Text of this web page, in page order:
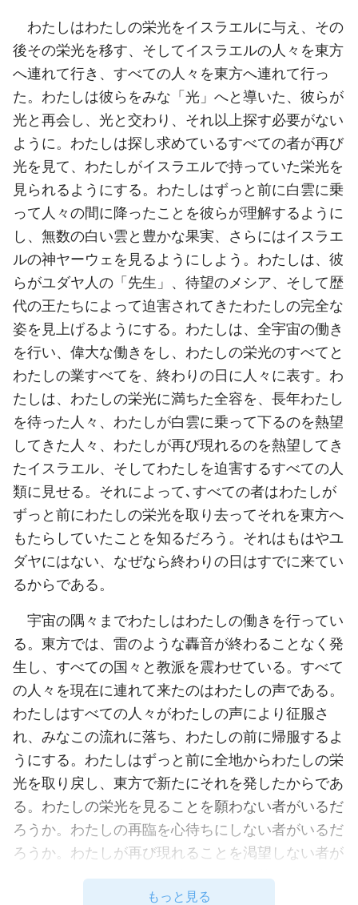
わたしはわたしの栄光をイスラエルに与え、その
後その栄光を移す、そしてイスラエルの人々を東方
へ連れて行き、すべての人々を東方へ連れて行っ
た。わたしは彼らをみな「光」へと導いた、彼らが
光と再会し、光と交わり、それ以上探す必要がない
ように。わたしは探し求めているすべての者が再び
光を見て、わたしがイスラエルで持っていた栄光を
見られるようにする。わたしはずっと前に白雲に乗
って人々の間に降ったことを彼らが理解するように
し、無数の白い雲と豊かな果実、さらにはイスラエ
ルの神ヤーウェを見るようにしよう。わたしは、彼
らがユダヤ人の「先生」、待望のメシア、そして歴
代の王たちによって迫害されてきたわたしの完全な
姿を見上げるようにする。わたしは、全宇宙の働き
を行い、偉大な働きをし、わたしの栄光のすべてと
わたしの業すべてを、終わりの日に人々に表す。わ
たしは、わたしの栄光に満ちた全容を、長年わたし
を待った人々、わたしが白雲に乗って下るのを熱望
してきた人々、わたしが再び現れるのを熱望してき
たイスラエル、そしてわたしを迫害するすべての人
類に見せる。それによって､すべての者はわたしが
ずっと前にわたしの栄光を取り去ってそれを東方へ
もたらしていたことを知るだろう。それはもはやユ
ダヤにはない、なぜなら終わりの日はすでに来てい
るからである。
宇宙の隅々までわたしはわたしの働きを行ってい
る。東方では、雷のような轟音が終わることなく発
生し、すべての国々と教派を震わせている。すべて
の人々を現在に連れて来たのはわたしの声である。
わたしはすべての人々がわたしの声により征服さ
れ、みなこの流れに落ち、わたしの前に帰服するよ
うにする。わたしはずっと前に全地からわたしの栄
光を取り戻し、東方で新たにそれを発したからであ
る。わたしの栄光を見ることを願わない者がいるだ
ろうか。わたしの再臨を心待ちにしない者がいるだ
ろうか。わたしが再び現れることを渇望しない者が
いるだろうか。わたしの愛らしさを思慕しない者が
いるだろうか。光の元へ来ようとしない者がいるだ
もっと見る